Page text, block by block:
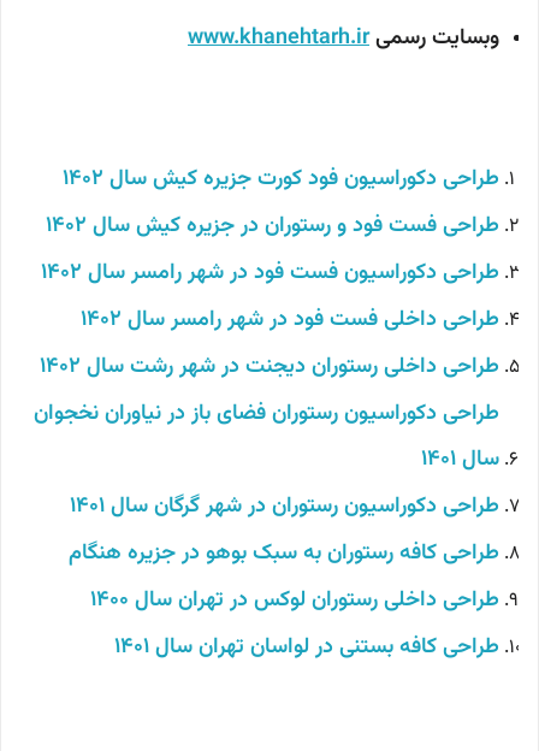
وبسایت رسمیwww.khanehtarh.ir
طراحی دکوراسیون فود کورت جزیره کیشسال 1402
طراحی فست فود و رستوران در جزیره کیش سال 1402
طراحی دکوراسیون فست فود در شهر رامسر سال 1402
طراحی داخلی فست فود در شهر رامسر سال 1402
طراحی داخلی رستوران دیجنت در شهر رشت سال 1402
طراحی دکوراسیون رستوران فضای باز در نیاوران نخجوان
سال 1401
طراحی دکوراسیون رستوران در شهر گرگان سال 1401
طراحی کافه رستوران به سبک بوهو در جزیره هنگام
طراحی داخلی رستوران لوکس در تهران سال 1400
طراحی کافه بستنی در لواسان تهران سال 1401